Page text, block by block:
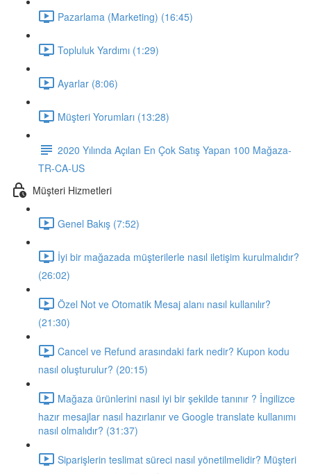
Pazarlama (Marketing) (16:45)
Topluluk Yardımı (1:29)
Ayarlar (8:06)
Müşteri Yorumları (13:28)
2020 Yılında Açılan En Çok Satış Yapan 100 Mağaza-
TR-CA-US
Müşteri Hizmetleri
Genel Bakış (7:52)
İyi bir mağazada müşterilerle nasıl iletişim kurulmalıdır?
(26:02)
Özel Not ve Otomatik Mesaj alanı nasıl kullanılır?
(21:30)
Cancel ve Refund arasındaki fark nedir? Kupon kodu
nasıl oluşturulur? (20:15)
Mağaza ürünlerini nasıl iyi bir şekilde tanınır ? İngilizce
hazır mesajlar nasıl hazırlanır ve Google translate kullanımı
nasıl olmalıdır? (31:37)
Siparişlerin teslimat süreci nasıl yönetilmelidir? Müşteri